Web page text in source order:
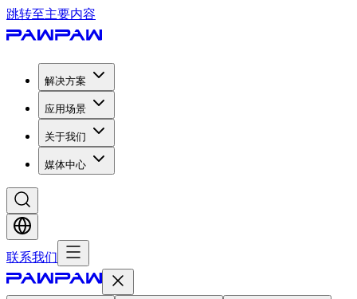
跳转至主要内容
解决方案
应用场景
关于我们
媒体中心
联系我们